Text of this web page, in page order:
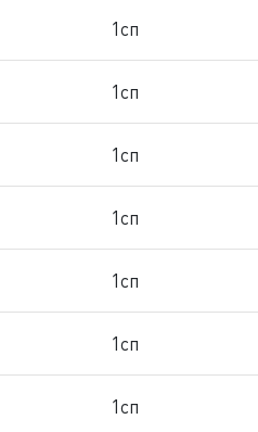
1сп
1сп
1сп
1сп
1сп
1сп
1сп